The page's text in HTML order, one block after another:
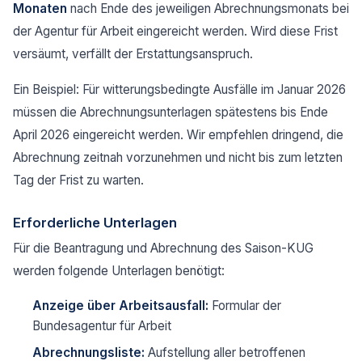
Monaten nach Ende des jeweiligen Abrechnungsmonats bei
der Agentur für Arbeit eingereicht werden. Wird diese Frist
versäumt, verfällt der Erstattungsanspruch.
Ein Beispiel: Für witterungsbedingte Ausfälle im Januar 2026
müssen die Abrechnungsunterlagen spätestens bis Ende
April 2026 eingereicht werden. Wir empfehlen dringend, die
Abrechnung zeitnah vorzunehmen und nicht bis zum letzten
Tag der Frist zu warten.
Erforderliche Unterlagen
Für die Beantragung und Abrechnung des Saison-KUG
werden folgende Unterlagen benötigt:
Anzeige über Arbeitsausfall: Formular der
Bundesagentur für Arbeit
Abrechnungsliste: Aufstellung aller betroffenen